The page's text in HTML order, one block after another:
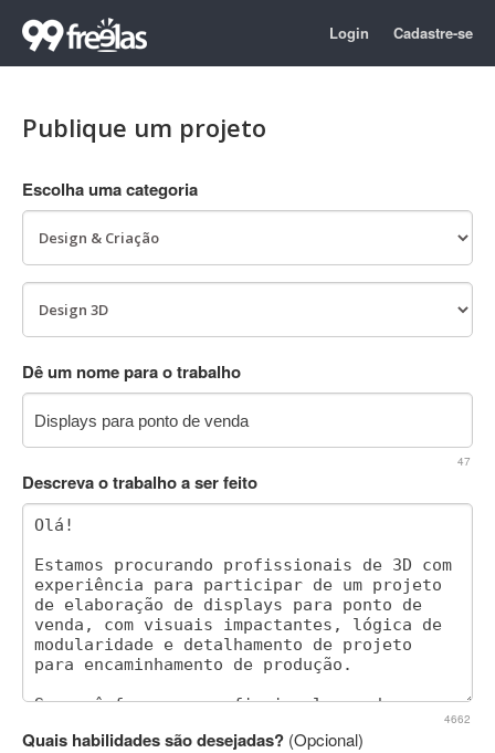
Login Cadastre-se
Publique um projeto
Escolha uma categoria
Dê um nome para o trabalho
47
Descreva o trabalho a ser feito
4662
Quais habilidades são desejadas? (Opcional)